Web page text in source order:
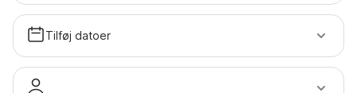
Tilføj datoer